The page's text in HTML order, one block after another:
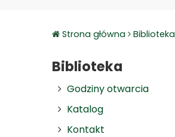
Strona główna Biblioteka
Biblioteka
Godziny otwarcia
Katalog
Kontakt